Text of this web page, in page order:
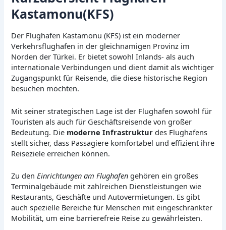
Kastamonu(KFS)
Der Flughafen Kastamonu (KFS) ist ein moderner
Verkehrsflughafen in der gleichnamigen Provinz im
Norden der Türkei. Er bietet sowohl Inlands- als auch
internationale Verbindungen und dient damit als wichtiger
Zugangspunkt für Reisende, die diese historische Region
besuchen möchten.
Mit seiner strategischen Lage ist der Flughafen sowohl für
Touristen als auch für Geschäftsreisende von großer
Bedeutung. Die moderne Infrastruktur des Flughafens
stellt sicher, dass Passagiere komfortabel und effizient ihre
Reiseziele erreichen können.
Zu denEinrichtungen am Flughafen gehören ein großes
Terminalgebäude mit zahlreichen Dienstleistungen wie
Restaurants, Geschäfte und Autovermietungen. Es gibt
auch spezielle Bereiche für Menschen mit eingeschränkter
Mobilität, um eine barrierefreie Reise zu gewährleisten.